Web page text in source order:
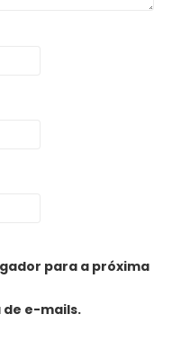
para a próxima
de e-mails.